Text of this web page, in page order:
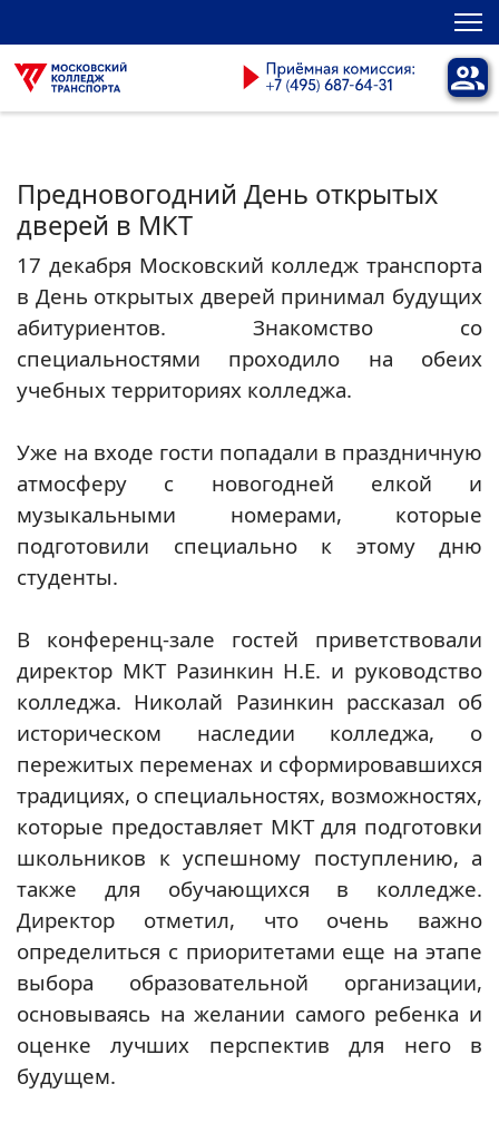
Предновогодний День открытых
дверей в МКТ
17 декабря Московский колледж транспорта
в День открытых дверей принимал будущих
абитуриентов. Знакомство со
специальностями проходило на обеих
учебных территориях колледжа.
Уже на входе гости попадали в праздничную
атмосферу с новогодней елкой и
музыкальными номерами, которые
подготовили специально к этому дню
студенты.
В конференц-зале гостей приветствовали
директор МКТ Разинкин Н.Е. и руководство
колледжа. Николай Разинкин рассказал об
историческом наследии колледжа, о
пережитых переменах и сформировавшихся
традициях, о специальностях, возможностях,
которые предоставляет МКТ для подготовки
школьников к успешному поступлению, а
также для обучающихся в колледже.
Директор отметил, что очень важно
определиться с приоритетами еще на этапе
выбора образовательной организации,
основываясь на желании самого ребенка и
оценке лучших перспектив для него в
будущем.